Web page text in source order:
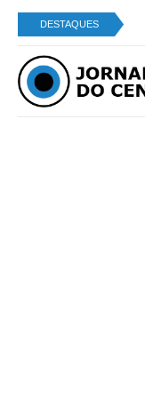
DESTAQUES